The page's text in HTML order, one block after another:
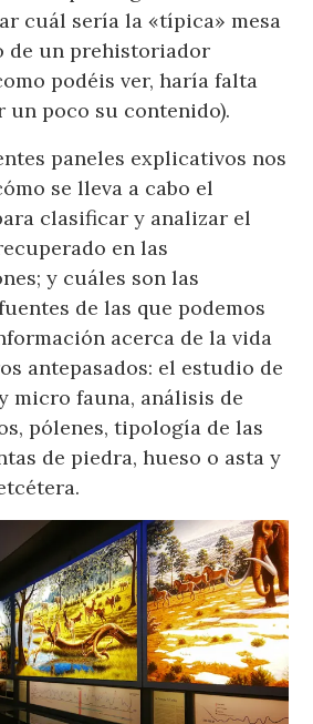
cuál sería la «típica» mesa
de un prehistoriador
podéis ver, haría falta
un poco su contenido).
paneles explicativos nos
se lleva a cabo el
clasificar y analizar el
en las
y cuáles son las
de las que podemos
acerca de la vida
antepasados: el estudio de
micro fauna, análisis de
pólenes, tipología de las
de piedra, hueso o asta y